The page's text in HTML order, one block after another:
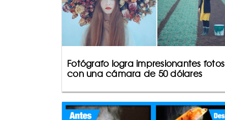
Fotógrafo logra impresionantes fotos
con una cámara de 50 dólares